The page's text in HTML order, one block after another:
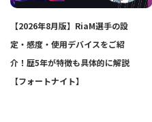
【2026年8月版】RiaM選手の設
定・感度・使用デバイスをご紹
介！歴5年が特徴も具体的に解説
【フォートナイト】